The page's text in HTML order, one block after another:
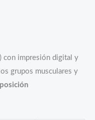
con impresión digital y
grupos musculares y